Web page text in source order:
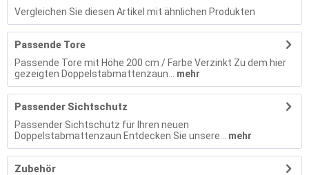
Vergleichen Sie diesen Artikel mit ähnlichen Produkten
Passende Tore
Passende Tore mit Höhe 200 cm / Farbe Verzinkt Zu dem hier
gezeigten Doppelstabmattenzaun...
mehr
Passender Sichtschutz
Passender Sichtschutz für Ihren neuen
Doppelstabmattenzaun Entdecken Sie unsere...
mehr
Zubehör